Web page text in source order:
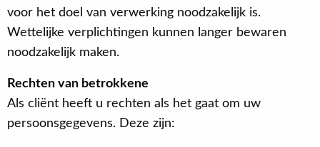
voor het doel van verwerking noodzakelijk is.
Wettelijke verplichtingen kunnen langer bewaren
noodzakelijk maken.
Rechten van betrokkene
Als cliënt heeft u rechten als het gaat om uw
persoonsgegevens. Deze zijn: